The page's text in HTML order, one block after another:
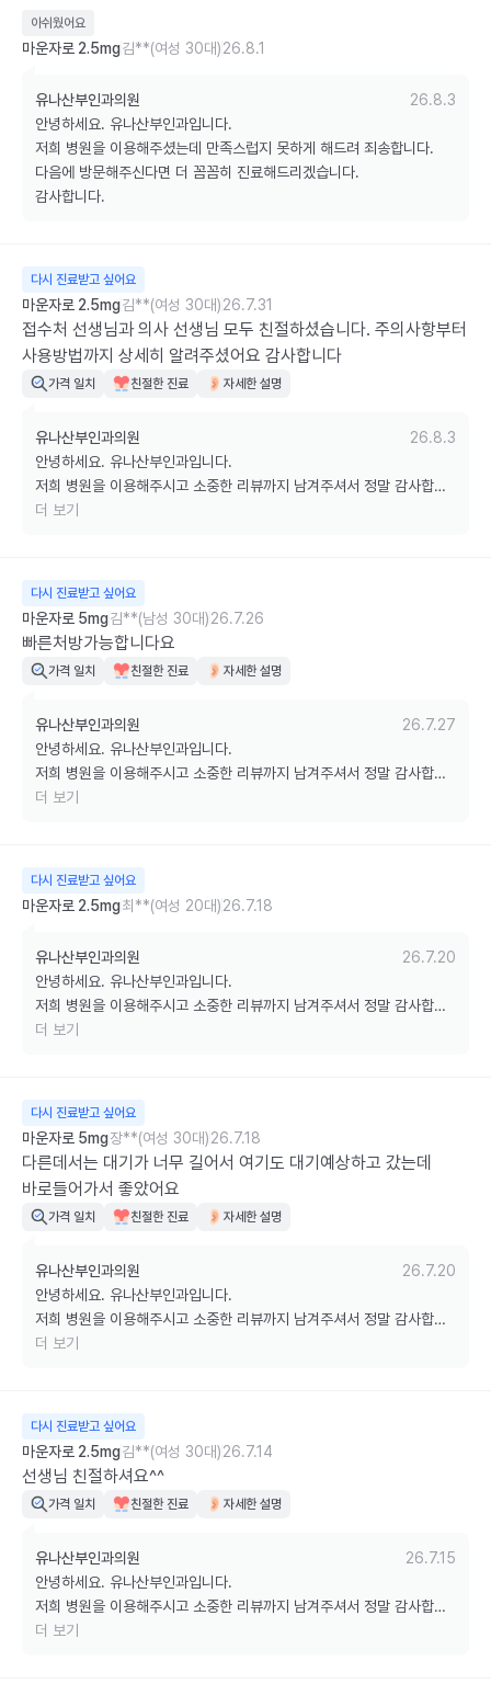
아쉬웠어요
마운자로 2.5mg김**(여성 30대)26.8.1
유나산부인과의원
26.8.3
안녕하세요. 유나산부인과입니다.
저희 병원을 이용해주셨는데 만족스럽지 못하게 해드려 죄송합니다.
다음에 방문해주신다면 더 꼼꼼히 진료해드리겠습니다.
감사합니다.
다시 진료받고 싶어요
마운자로 2.5mg김**(여성 30대)26.7.31
접수처 선생님과 의사 선생님 모두 친절하셨습니다. 주의사항부터
사용방법까지 상세히 알려주셨어요 감사합니다
가격 일치 친절한 진료 자세한 설명
유나산부인과의원
26.8.3
안녕하세요. 유나산부인과입니다.
저희 병원을 이용해주시고 소중한 리뷰까지 남겨주셔서 정말 감사합니
다.
더 보기
다시 진료받고 싶어요
마운자로 5mg김**(남성 30대)26.7.26
빠른처방가능합니다요
가격 일치 친절한 진료 자세한 설명
유나산부인과의원
26.7.27
안녕하세요. 유나산부인과입니다.
저희 병원을 이용해주시고 소중한 리뷰까지 남겨주셔서 정말 감사합니
다.
더 보기
다시 진료받고 싶어요
마운자로 2.5mg최**(여성 20대)26.7.18
유나산부인과의원
26.7.20
안녕하세요. 유나산부인과입니다.
저희 병원을 이용해주시고 소중한 리뷰까지 남겨주셔서 정말 감사합니
다.
더 보기
다시 진료받고 싶어요
마운자로 5mg장**(여성 30대)26.7.18
다른데서는 대기가 너무 길어서 여기도 대기예상하고 갔는데
바로들어가서 좋았어요
가격 일치 친절한 진료 자세한 설명
유나산부인과의원
26.7.20
안녕하세요. 유나산부인과입니다.
저희 병원을 이용해주시고 소중한 리뷰까지 남겨주셔서 정말 감사합니
다.
더 보기
다시 진료받고 싶어요
마운자로 2.5mg김**(여성 30대)26.7.14
선생님 친절하셔요^^
가격 일치 친절한 진료 자세한 설명
유나산부인과의원
26.7.15
안녕하세요. 유나산부인과입니다.
저희 병원을 이용해주시고 소중한 리뷰까지 남겨주셔서 정말 감사합니
다.
더 보기